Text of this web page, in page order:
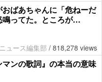
ばあちゃんに「危ねーだ
鳴ってた。ところが…
ュース編集部 / 818,278 views
ンの歌詞』の本当の意味